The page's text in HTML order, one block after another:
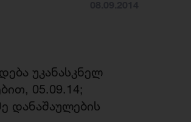
უკანასკნელ
05.09.14;
დანაშაულების